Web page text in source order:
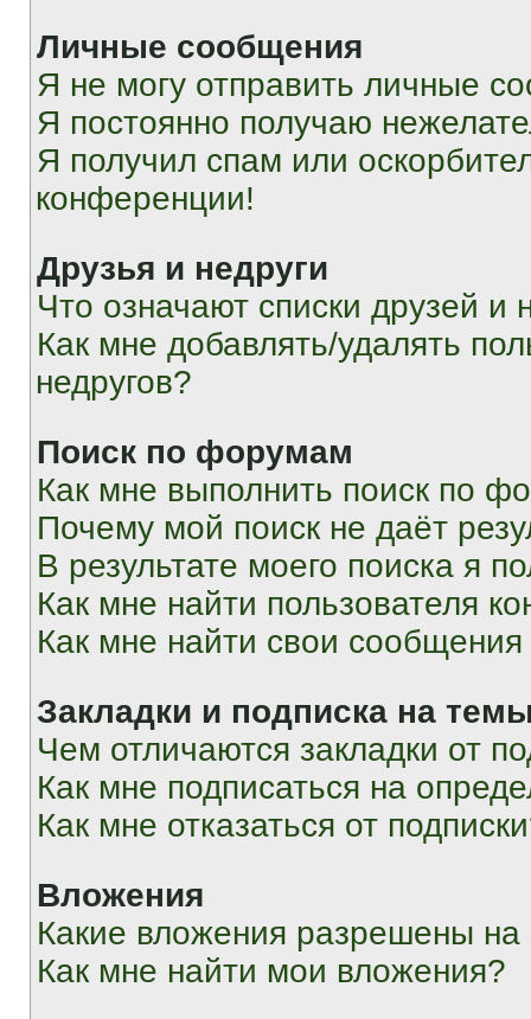
Личные сообщения
Я не могу отправить личные
Я постоянно получаю
Я получил спам или
конференции!
Друзья и недруги
Что означают списки друзей и
Как мне добавлять/удалять
недругов?
Поиск по форумам
Как мне выполнить поиск по
Почему мой поиск не даёт
В результате моего поиска я
Как мне найти пользователя
Как мне найти свои
Закладки и подписка на
Чем отличаются закладки от
Как мне подписаться на
Как мне отказаться от
Вложения
Какие вложения разрешены
Как мне найти мои вложения?